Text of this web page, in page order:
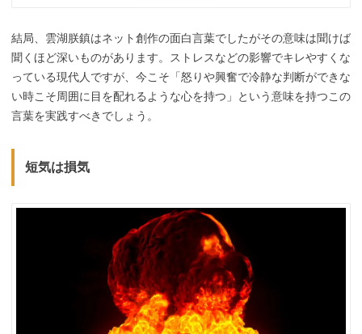
結局、雲湖朕鎮はネット創作の面白言葉でしたがその意味は聞けば
聞くほど深いものがあります。ストレスなどの影響でキレやすくな
っている現代人ですが、今こそ「怒りや興奮で冷静な判断ができな
い時こそ周囲に目を配れるような心を持つ」という意味を持つこの
言葉を実践すべきでしょう。
短気は損気